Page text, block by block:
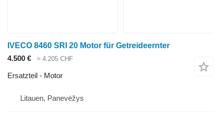
IVECO 8460 SRI 20 Motor für Getreideernter
4.500 €
≈ 4.205 CHF
Ersatzteil - Motor
Litauen, Panevėžys